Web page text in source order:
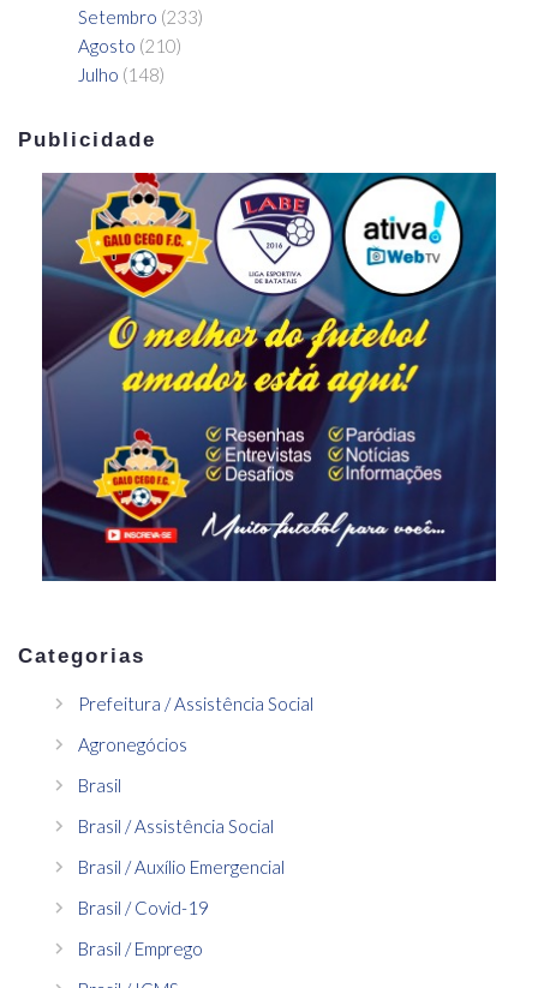
Setembro (233)
Agosto (210)
Julho (148)
Publicidade
Categorias
Prefeitura / Assistência Social
Agronegócios
Brasil
Brasil / Assistência Social
Brasil / Auxílio Emergencial
Brasil / Covid-19
Brasil / Emprego